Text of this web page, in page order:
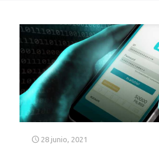
28 junio, 2021